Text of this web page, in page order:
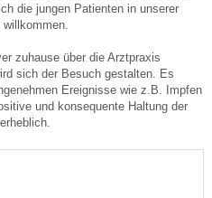
die jungen Patienten in unserer
zuhause über die Arztpraxis
sich der Besuch gestalten. Es
Ereignisse wie z.B. Impfen
und konsequente Haltung der